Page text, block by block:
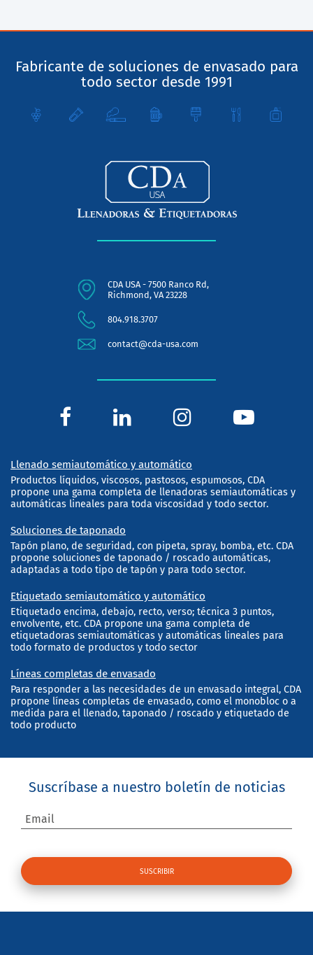
Fabricante de soluciones de envasado para
todo sector desde 1991
CDA USA - 7500 Ranco Rd,
Richmond, VA 23228
804.918.3707
contact@cda-usa.com
Llenado semiautomático y automático
Productos líquidos, viscosos, pastosos, espumosos, CDA
propone una gama completa de llenadoras semiautomáticas y
automáticas lineales para toda viscosidad y todo sector.
Soluciones de taponado
Tapón plano, de seguridad, con pipeta, spray, bomba, etc. CDA
propone soluciones de taponado / roscado automáticas,
adaptadas a todo tipo de tapón y para todo sector.
Etiquetado semiautomático y automático
Etiquetado encima, debajo, recto, verso; técnica 3 puntos,
envolvente, etc. CDA propone una gama completa de
etiquetadoras semiautomáticas y automáticas lineales para
todo formato de productos y todo sector
Líneas completas de envasado
Para responder a las necesidades de un envasado integral, CDA
propone líneas completas de envasado, como el monobloc o a
medida para el llenado, taponado / roscado y etiquetado de
todo producto
Suscríbase a nuestro boletín de noticias
Email